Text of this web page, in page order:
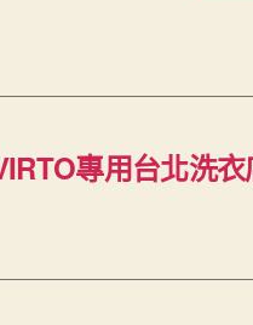
專用台北洗